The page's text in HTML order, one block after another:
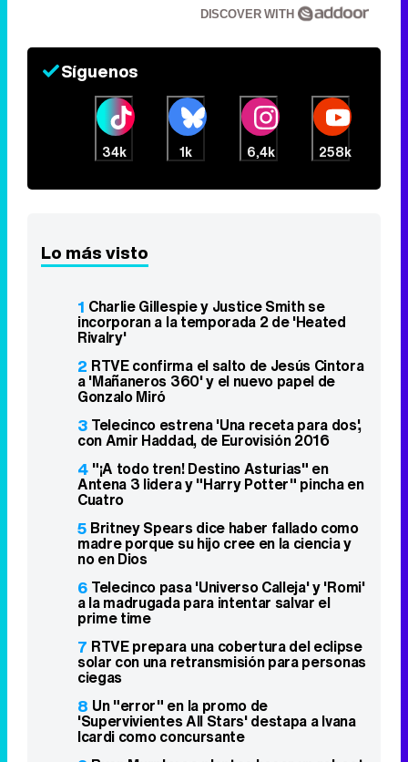
DISCOVER WITH
Síguenos
34k 1k 6,4k 258k
Lo más visto
1 Charlie Gillespie y Justice Smith se
incorporan a la temporada 2 de 'Heated
Rivalry'
2 RTVE confirma el salto de Jesús Cintora
a 'Mañaneros 360' y el nuevo papel de
Gonzalo Miró
3 Telecinco estrena 'Una receta para dos',
con Amir Haddad, de Eurovisión 2016
4 "¡A todo tren! Destino Asturias" en
Antena 3 lidera y "Harry Potter" pincha en
Cuatro
5 Britney Spears dice haber fallado como
madre porque su hijo cree en la ciencia y
no en Dios
6 Telecinco pasa 'Universo Calleja' y 'Romi'
a la madrugada para intentar salvar el
prime time
7 RTVE prepara una cobertura del eclipse
solar con una retransmisión para personas
ciegas
8 Un "error" en la promo de
'Supervivientes All Stars' destapa a Ivana
Icardi como concursante